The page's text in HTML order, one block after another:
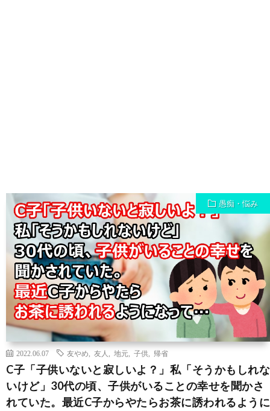
愚痴・悩み
2022.06.07 友やめ 友人 地元 子供 帰省
C子「子供いないと寂しいよ？」私「そうかもしれな
いけど」30代の頃、子供がいることの幸せを聞かさ
れていた。最近C子からやたらお茶に誘われるように